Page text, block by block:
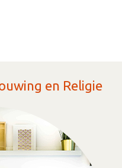
en Religie